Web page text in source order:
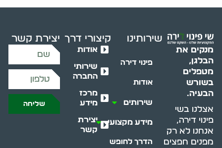
מנקים את
הבלגן,
מטפלים
בשורש
הבעיה.
אצלנו בשי
פינוי דירה,
אנחנו לא רק
מפנים חפצים
שירותינו
פינוי דירה
אודות
שירותים
מידע מקצועי
הדרך לחופש
קיצורי דרך
אודות
שירותי
החברה
מרכז
מידע
יצירת
קשר
יצירת קשר
שליחה